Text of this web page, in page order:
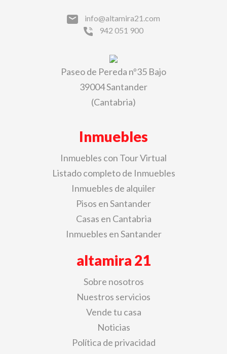
info@altamira21.com
942 051 900
Paseo de Pereda nº35 Bajo
39004 Santander
(Cantabria)
Inmuebles
Inmuebles con Tour Virtual
Listado completo de Inmuebles
Inmuebles de alquiler
Pisos en Santander
Casas en Cantabria
Inmuebles en Santander
altamira 21
Sobre nosotros
Nuestros servicios
Vende tu casa
Noticias
Política de privacidad